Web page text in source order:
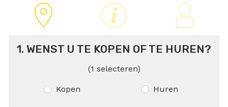
1. WENST U TE KOPEN OF TE HUREN?
(1 selecteren)
Kopen Huren